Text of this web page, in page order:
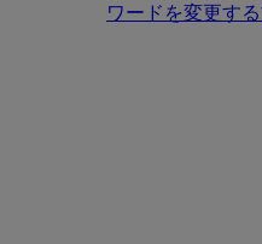
ワードを変更す